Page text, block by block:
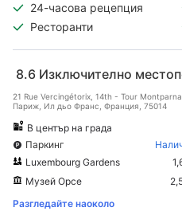
24-часова рецепция
Ресторанти
8.6 Изключително
21 Rue Vercingétorix, 14th - Tour
Париж, Ил дьо Франс, Франция, 75014
В център на града
Паркинг
Luxembourg Gardens
Музей Орсе
Разгледайте наоколо